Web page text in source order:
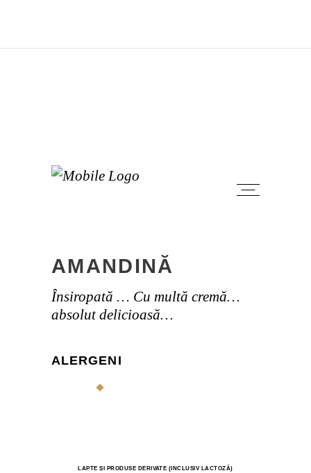
AMANDINĂ
Însiropată … Cu multă cremă…
absolut delicioasă…
ALERGENI
LAPTE ȘI PRODUSE DERIVATE (INCLUSIV LACTOZĂ)